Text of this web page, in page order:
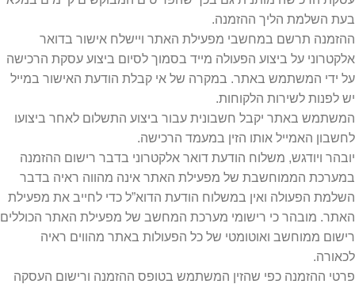
בעת השלמת הליך ההזמנה.
ההזמנה תרשם במחשבי מפעילת האתר ויישלח אישור בדואר
אלקטרוני על ביצוע הפעולה מייד בסמוך לסיום ביצוע עסקת הרכישה
על ידי המשתמש באתר. במקרה של אי קבלת הודעת האישור במייל
יש לפנות לשירות הלקוחות.
המשתמש באתר יקבל חשבונית עבור ביצוע התשלום לאחר ביצועו
לחשבון האמייל אותו הזין במעמד הרכישה.
יובהר ויודגש, משלוח הודעת דואר אלקטרוני בדבר רישום ההזמנה
במערכת הממוחשבת של מפעילת האתר אינה מהווה ראיה בדבר
השלמת הפעולה ואין במשלוח הודעת הדוא”ל כדי לחייב את מפעילת
האתר. מובהר כי רישומי מערכת המחשב של מפעילת האתר הכוללים
רישום ממוחשב ואוטומטי של כל הפעולות באתר מהווים ראיה
לכאורה.
פרטי ההזמנה כפי שהזין המשתמש בטופס ההזמנה ורישום העסקה